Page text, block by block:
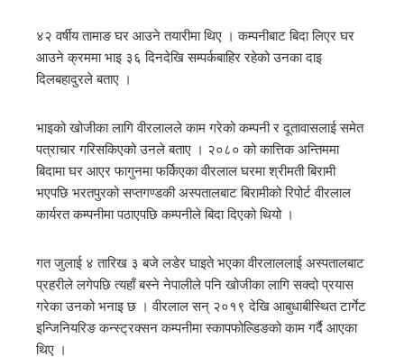
४२ वर्षीय तामाङ घर आउने तयारीमा थिए । कम्पनीबाट बिदा लिएर घर
आउने क्रममा भाइ ३६ दिनदेखि सम्पर्कबाहिर रहेको उनका दाइ
दिलबहादुरले बताए ।
भाइको खोजीका लागि वीरलालले काम गरेको कम्पनी र दूतावासलाई समेत
पत्राचार गरिसकिएको उनले बताए । २०८० को कात्तिक अन्तिममा
बिदामा घर आएर फागुनमा फर्किएका वीरलाल घरमा श्रीमती बिरामी
भएपछि भरतपुरको सप्तगण्डकी अस्पतालबाट बिरामीको रिपोर्ट वीरलाल
कार्यरत कम्पनीमा पठाएपछि कम्पनीले बिदा दिएको थियो ।
गत जुलाई ४ तारिख ३ बजे लडेर घाइते भएका वीरलाललाई अस्पतालबाट
प्रहरीले लगेपछि त्यहाँ बस्ने नेपालीले पनि खोजीका लागि सक्दो प्रयास
गरेका उनको भनाइ छ । वीरलाल सन् २०१९ देखि आबुधाबीस्थित टार्गेट
इन्जिनियरिङ कन्स्ट्रक्सन कम्पनीमा स्कापफोल्डिङको काम गर्दै आएका
थिए ।